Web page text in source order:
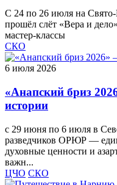
С 24 по 26 июля на
прошёл слёт «Вера и
мастер‑классы
СКО
6 июля 2026
«Анапский бриз
истории
с 29 июня по 6 июля в
разведчиков ОРЮР —
духовные ценности и
важн...
ЦЧО СКО